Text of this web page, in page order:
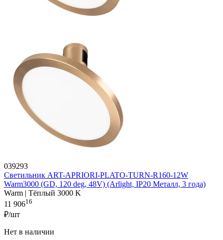
039293
Светильник ART-APRIORI-PLATO-TURN-R160-12W
Warm3000 (GD, 120 deg, 48V) (Arlight, IP20 Металл, 3 года)
Warm | Тёплый 3000 K
11 90616
₽/шт
Нет в наличии